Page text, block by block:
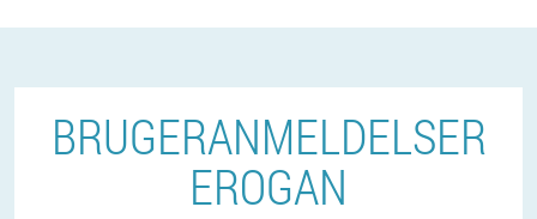
BRUGERANMELDELSER
EROGAN